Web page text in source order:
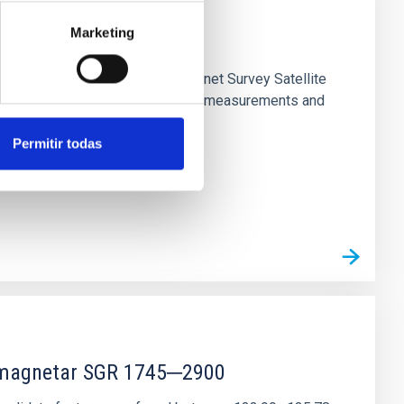
Marketing
Permitir todas
NASA's Transiting Exoplanet Survey Satellite
ground-based radial velocity measurements and
SGR 1745─2900